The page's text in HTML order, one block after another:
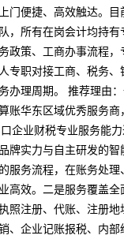
门便捷、高效触达。
，所有在岗会计均持
政策、工商办事流程
专职对接工商、税务
办理周期。 推荐理由
账华东区域优秀服务
企业财税专业服务能
牌实力与自主研发的
服务流程，在账务处
高效。二是服务覆盖
照注册、代账、注册
、企业记账报税、内